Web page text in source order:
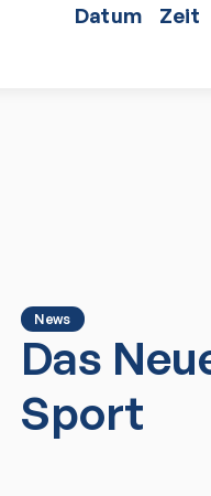
Datum Zeit
News
Das
Sport